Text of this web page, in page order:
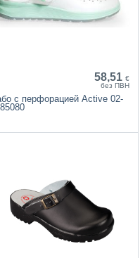
58,51 €
без ПВН
с перфорацией Active 02-